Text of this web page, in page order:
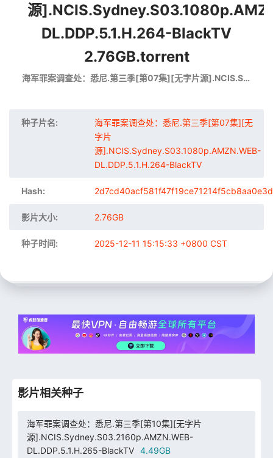
源
DL.DDP.5.1.H.264-BlackTV
2.76GB.torrent
海军罪案调查处：悉尼.第三季[第07集][无字片源].NCIS.Sydney.S03.1080p.AMZN.WEB-DL.DDP.5.1.H.264-BlackTV
种子片名:
海军罪案调查处：悉尼.第三季[第07集][无
字片
源].NCIS.Sydney.S03.1080p.AMZN.WEB-
DL.DDP.5.1.H.264-BlackTV
Hash:
影片大小: 2.76GB
种子时间: 2025-12-11 15:15:33 +0800 CST
影片相关种子
海军罪案调查处：悉尼.第三季[第10集][无字片
源].NCIS.Sydney.S03.2160p.AMZN.WEB-
DL.DDP.5.1.H.265-BlackTV
4.49GB